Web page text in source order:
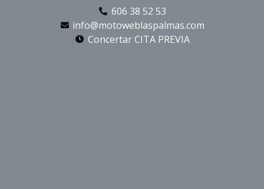
606 38 52 53
info@motoweblaspalmas.com
Concertar CITA PREVIA